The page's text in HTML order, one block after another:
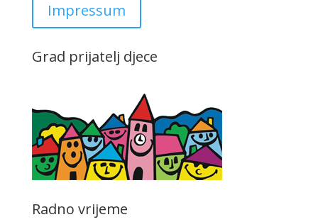
Impressum
Grad prijatelj djece
Radno vrijeme